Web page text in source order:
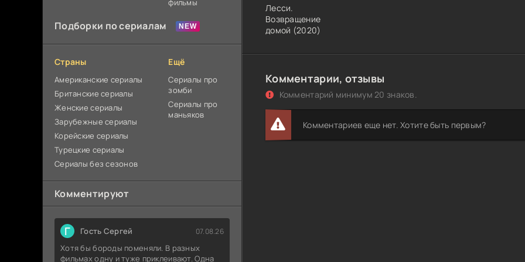
фильмы
Подборки по сериалам
Страны
Американские сериалы
Британские сериалы
Женские сериалы
Зарубежные сериалы
Корейские сериалы
Турецкие сериалы
Сериалы без сезонов
Ещё
Сериалы про
зомби
Сериалы про
маньяков
Комментируют
Г Гость Сергей 07.08.26
Хотя бы бороды поменяли. В разных
фильмах одну и туже приклеивают. Одна
Лесси.
Возвращение
домой (2020)
Комментарии, отзывы
Комментарий минимум 20 знаков.
Комментариев еще нет. Хотите быть первым?